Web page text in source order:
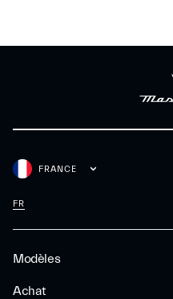
Modèles
Achat
FRANCE
FR